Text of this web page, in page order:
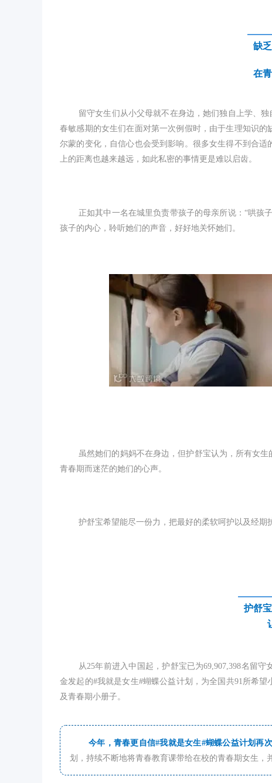
缺
在
留守女生们从小父母就不在身边，她们独自上学、
春敏感期的女生们在面对第一次例假时，由于生理知识
尔蒙的变化，自信心也会受到影响。很多女生得不到合
上的距离也越来越远，如此私密的事情更是难以启齿。
正如其中一名在城里负责带孩子的母亲所说：“哄孩
孩子的内心，聆听她们的声音，好好地关怀她们。
虽然她们的妈妈不在身边，但护舒宝认为，所有女
青春期而迷茫的她们的心声。
护舒宝希望能尽一份力，把最好的柔软呵护以及经期
护舒
从25年前进入中国起，护舒宝已为69,907,398名留守
金发起的#我就是女生#蝴蝶公益计划，为全国共91所希
及青春期小册子。
今年， 青春更自信#我就是女生#蝴蝶公益计划再
划，持续不断地将青春教育课带给在校的青春期女生，